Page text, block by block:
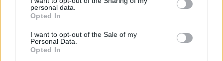
personal data.
Opted In
I want to opt-out of the Sale of my
Personal Data.
Opted In
Ειδικότερα αναφέρει ο «Βηματοδότης»: Σήμερα...